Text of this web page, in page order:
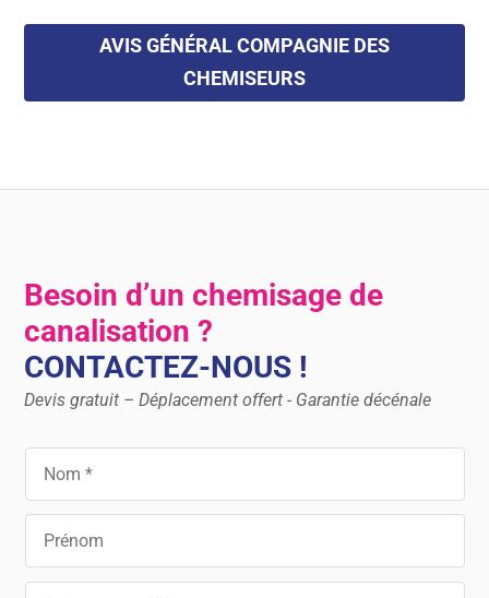
AVIS GÉNÉRAL COMPAGNIE DES
CHEMISEURS
Besoin d’un chemisage de
canalisation ?
CONTACTEZ-NOUS !
Devis gratuit – Déplacement offert - Garantie décénale